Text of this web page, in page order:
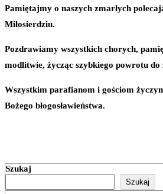
Pamiętajmy o naszych zmarłych
Miłosierdziu.
Pozdrawiamy wszystkich chorych,
modlitwie, życząc szybkiego powrotu do
Wszystkim parafianom i gościom
Bożego błogosławieństwa.
Szukaj
Szukaj